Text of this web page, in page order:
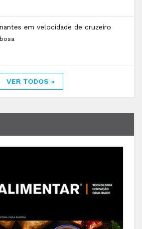
em velocidade de cruzeiro
VER TODOS »